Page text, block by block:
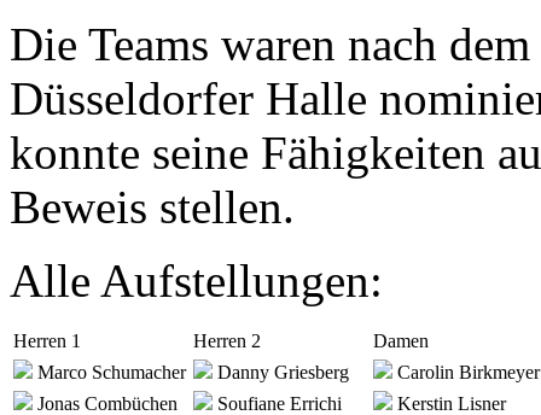
Die Teams waren nach
Düsseldorfer Halle
konnte seine Fähigkeiten
Beweis stellen.
Alle Aufstellungen:
Herren 1 Herren 2
Damen
Marco Schumacher
Danny Griesberg
Carolin Birkmeyer
Jonas Combüchen
Soufiane Errichi
Kerstin Lisner